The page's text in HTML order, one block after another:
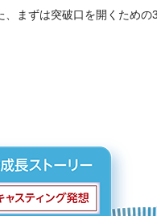
まずは突破口を開くための